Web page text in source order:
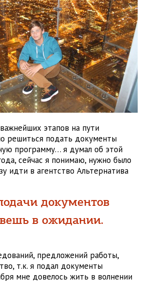
этапов на пути
решиться подать документы
программу… я думал об этой
сейчас я понимаю, нужно было
идти в агентство Альтернатива
документов
в ожидании.
предложений работы,
т.к. я подал документы
мне довелось жить в волнении